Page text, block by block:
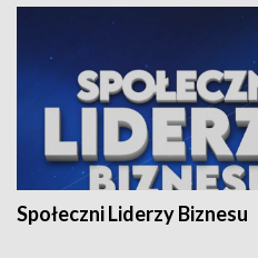
Społeczni Liderzy Biznesu